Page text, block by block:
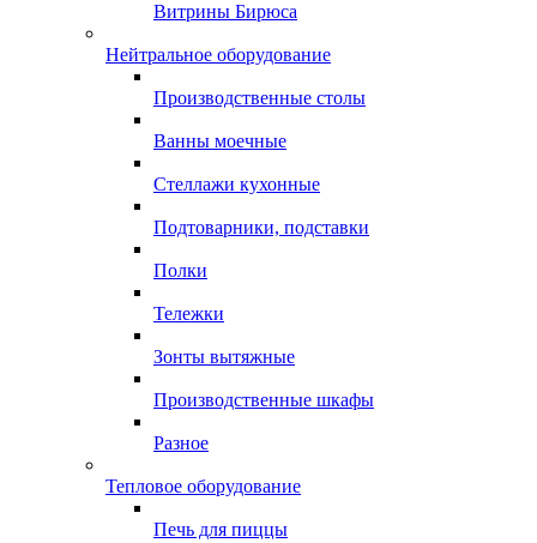
Витрины Бирюса
Нейтральное оборудование
Производственные столы
Ванны моечные
Стеллажи кухонные
Подтоварники, подставки
Полки
Тележки
Зонты вытяжные
Производственные шкафы
Разное
Тепловое оборудование
Печь для пиццы